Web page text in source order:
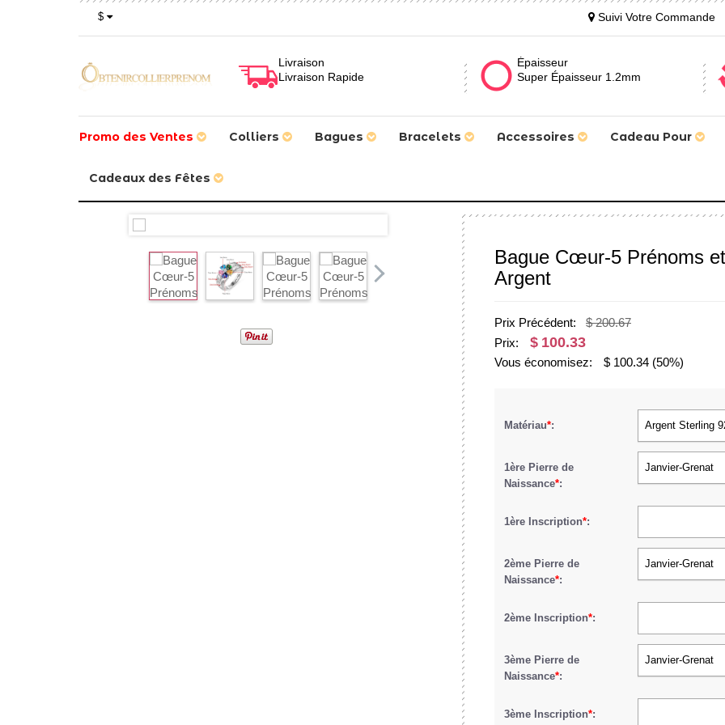
$ Suivi Votre Commande
Livraison
Livraison Rapide
Épaisseur
Super Épaisseur 1.2mm
Promo des Ventes Colliers Bagues Bracelets Accessoires Cadeau Pour
Cadeaux des Fêtes
Bague Cœur-5 Prénoms
Argent
Prix Précédent:
$ 200.67
Prix:
$ 100.33
Vous économisez: $ 100.34 (50%)
Matériau*: Argent Sterling
1ère Pierre de
Naissance*:
Janvier-Grenat
1ère Inscription*:
2ème Pierre de
Naissance*:
Janvier-Grenat
2ème Inscription*:
3ème Pierre de
Naissance*:
Janvier-Grenat
3ème Inscription*: